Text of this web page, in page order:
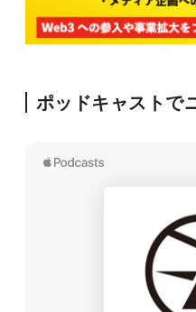
ポッドキャストで